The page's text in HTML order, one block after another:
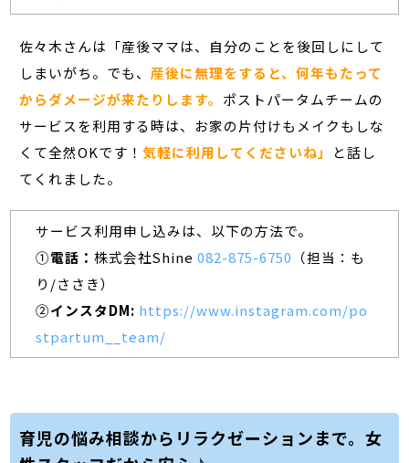
佐々木さんは「産後ママは、自分のことを後回しにして
しまいがち。でも、産後に無理をすると、何年もたって
からダメージが来たりします。 ポストパータムチームの
サービスを利用する時は、お家の片付けもメイクもしな
くて全然OKです！気軽に利用してくださいね」
と話し
てくれました。
サービス利用申し込みは、以下の方法で。
①電話： 株式会社Shine 082-875-6750 （担当：も
り/ささき）
②インスタDM: https://www.instagram.com/po
stpartum__team/
育児の悩み相談からリラクゼーションまで。女